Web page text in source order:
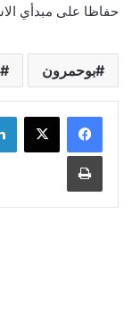
حفاظا على مبدأي
بوحمرون
طباعة